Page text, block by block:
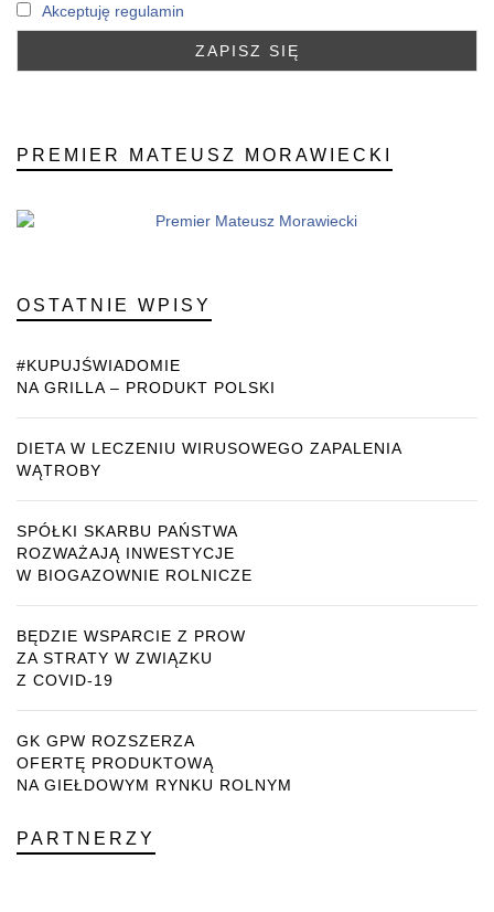
Akceptuję regulamin
PREMIER MATEUSZ MORAWIECKI
OSTATNIE WPISY
#KUPUJŚWIADOMIE
NA GRILLA – PRODUKT POLSKI
DIETA W LECZENIU WIRUSOWEGO ZAPALENIA
WĄTROBY
SPÓŁKI SKARBU PAŃSTWA
ROZWAŻAJĄ INWESTYCJE
W BIOGAZOWNIE ROLNICZE
BĘDZIE WSPARCIE Z PROW
ZA STRATY W ZWIĄZKU
Z COVID-19
GK GPW ROZSZERZA
OFERTĘ PRODUKTOWĄ
NA GIEŁDOWYM RYNKU ROLNYM
PARTNERZY